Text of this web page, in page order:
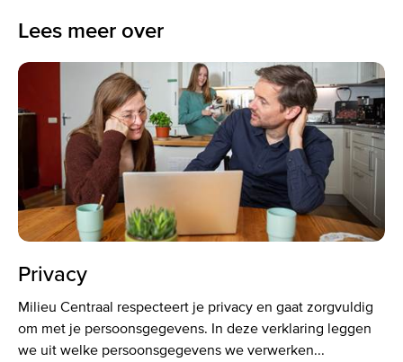
Lees meer over
Privacy
Milieu Centraal respecteert je privacy en gaat zorgvuldig
om met je persoonsgegevens. In deze verklaring leggen
we uit welke persoonsgegevens we verwerken...